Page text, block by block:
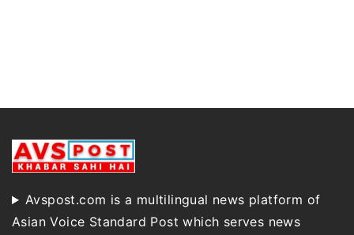
Avspost.com is a multilingual news platform of
Asian Voice Standard Post which serves news